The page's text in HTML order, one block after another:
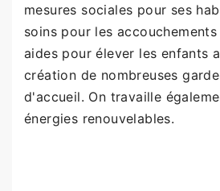
mesures sociales pour ses
soins pour les
aides pour élever les enfants
création de nombreuses
d'accueil. On travaille
énergies renouvelables.